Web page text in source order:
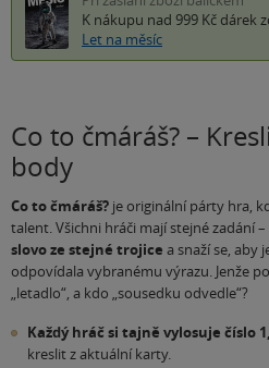
K nákupu nad 999 Kč dárek
Let na měsíc
Co to čmáráš? –
body
Co to čmáráš? je originální párty hra,
talent. Všichni hráči mají stejné zadání
slovo ze stejné trojice a snaží se, aby
odpovídala vybranému výrazu. Jenže
„letadlo“, a kdo „sousedku odvedle“?
Každý hráč si tajně vylosuje číslo
kreslit z aktuální karty.